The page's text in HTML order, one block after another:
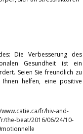
Die Verbesserung des
Gesundheit ist ein
Seien Sie freundlich zu
helfen, eine positive
fr/hiv-and-
the-beat/2016/06/24/10-